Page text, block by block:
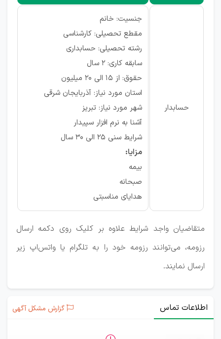
حسابدار
جنسیت: خانم
مقطع تحصیلی: کارشناسی
رشته تحصیلی: حسابداری
سابقه کاری: ۲ سال
حقوق: از ۱۵ الی ۲۰ میلیون
استان مورد نیاز: آذربایجان شرقی
شهر مورد نیاز: تبریز
آشنا به نرم افزار سپیدار
شرایط سنی 25 الی 30 سال
مزایا:
بیمه
صبحانه
هدایای مناسبتی
متقاضیان واجد شرایط علاوه بر کلیک روی دکمه ارسال
رزومه، می‌توانند رزومه خود را به تلگرام یا واتس‌اپ زیر
ارسال نمایند.
اطلاعات تماس گزارش مشکل آگهی